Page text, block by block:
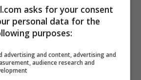
laureato campione
la ventesima volta nella
“non campioni”,in
asks for your consent
personal data for the
purposes:
advertising and content, advertising and
audience research and